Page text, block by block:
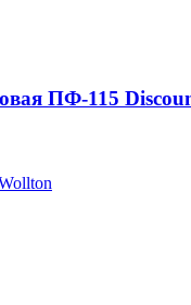
ПФ-115